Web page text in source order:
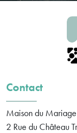
Contact
Maison du Mariage
2 Rue du Château